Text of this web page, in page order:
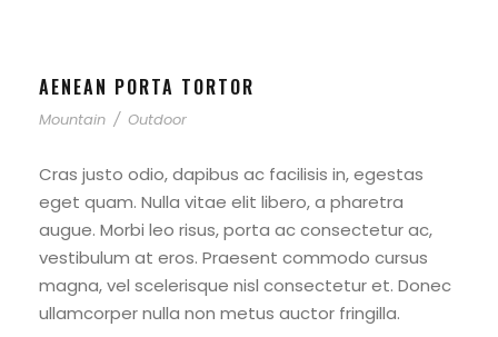
AENEAN PORTA TORTOR
Mountain / Outdoor
Cras justo odio, dapibus ac facilisis in, egestas
eget quam. Nulla vitae elit libero, a pharetra
augue. Morbi leo risus, porta ac consectetur ac,
vestibulum at eros. Praesent commodo cursus
magna, vel scelerisque nisl consectetur et. Donec
ullamcorper nulla non metus auctor fringilla.